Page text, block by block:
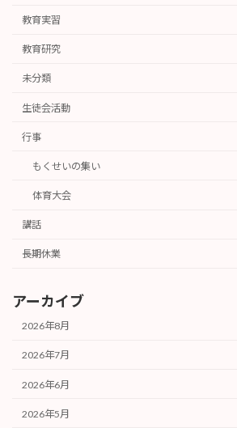
教育実習
教育研究
未分類
生徒会活動
行事
もくせいの集い
体育大会
講話
長期休業
アーカイブ
2026年8月
2026年7月
2026年6月
2026年5月